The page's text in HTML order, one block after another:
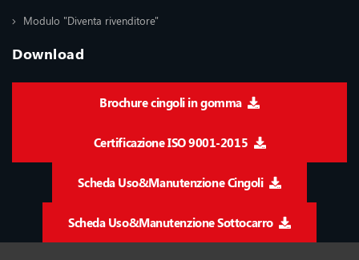
Modulo "Diventa rivenditore"
Download
Brochure cingoli in gomma
Certificazione ISO 9001-2015
Scheda Uso&Manutenzione Cingoli
Scheda Uso&Manutenzione Sottocarro